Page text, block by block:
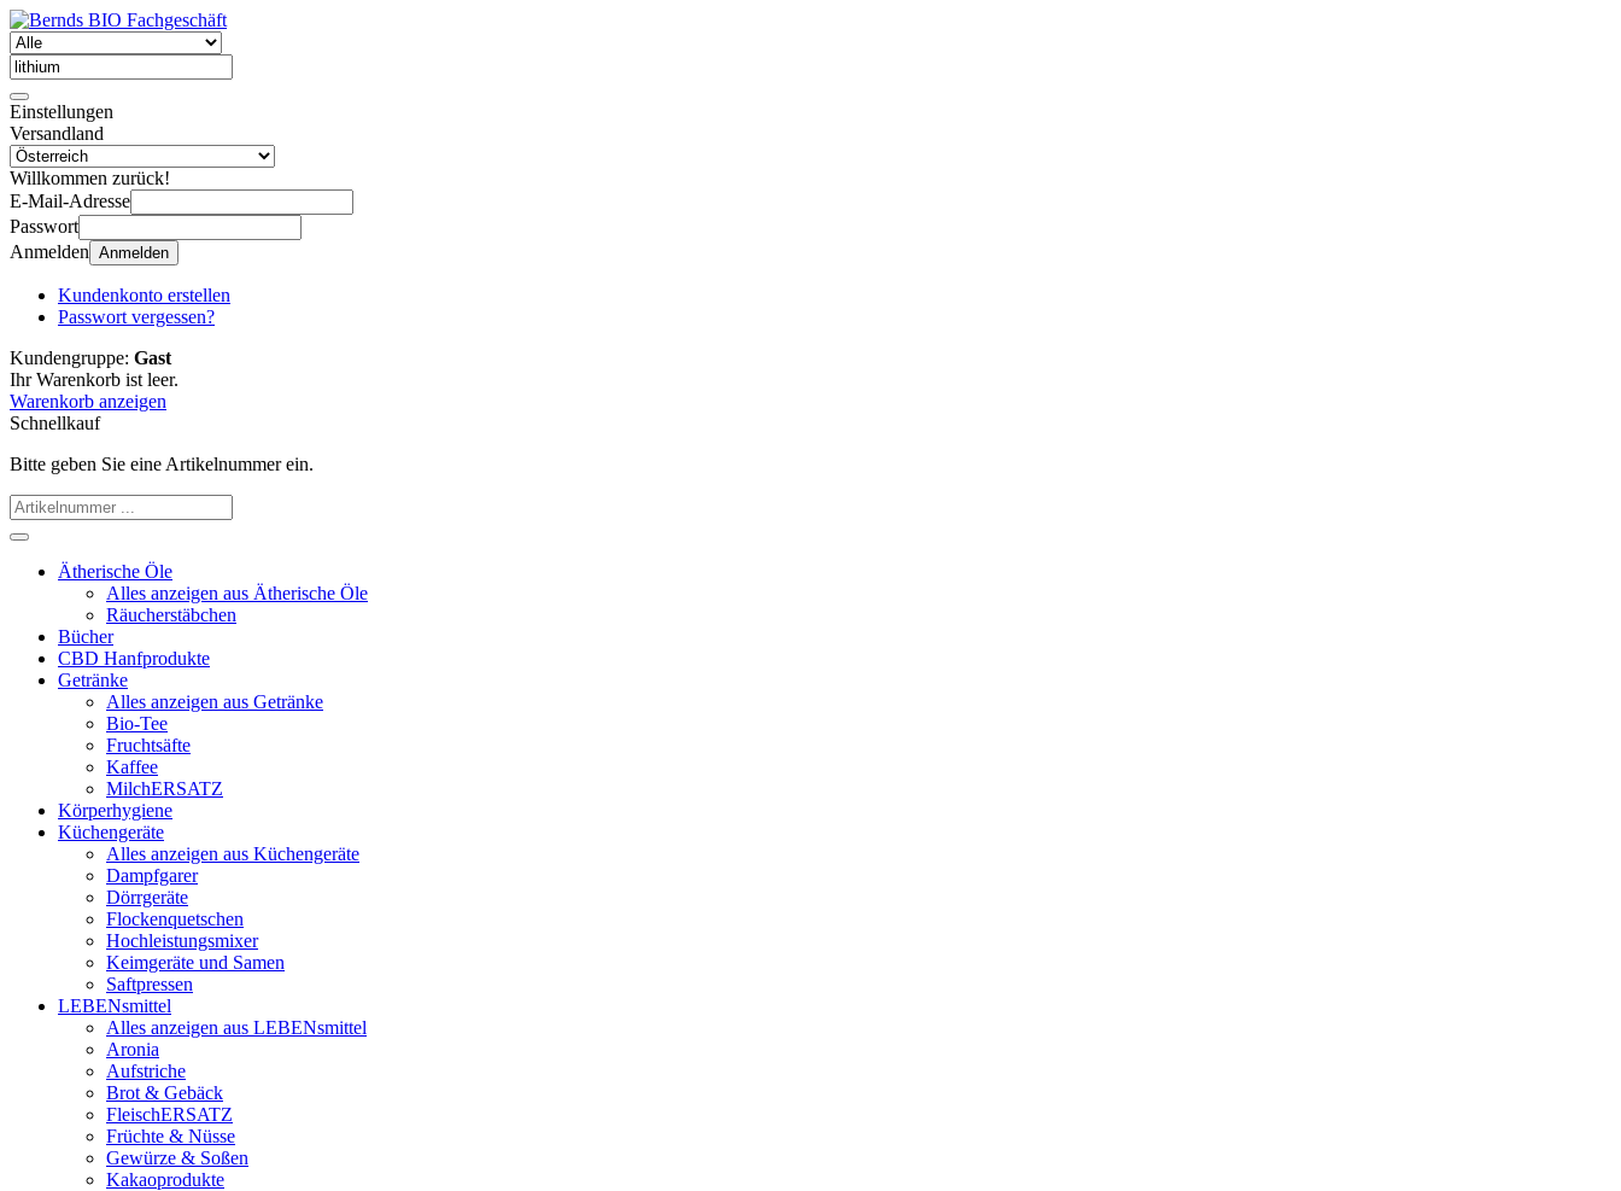
Einstellungen
Versandland
Willkommen zurück!
E-Mail-Adresse
Passwort
Anmelden Anmelden
Kundenkonto erstellen
Passwort vergessen?
Kundengruppe: Gast
Ihr Warenkorb ist leer.
Warenkorb anzeigen
Schnellkauf
Bitte geben Sie eine Artikelnummer ein.
Ätherische Öle
Alles anzeigen aus Ätherische Öle
Räucherstäbchen
Bücher
CBD Hanfprodukte
Getränke
Alles anzeigen aus Getränke
Bio-Tee
Fruchtsäfte
Kaffee
MilchERSATZ
Körperhygiene
Küchengeräte
Alles anzeigen aus Küchengeräte
Dampfgarer
Dörrgeräte
Flockenquetschen
Hochleistungsmixer
Keimgeräte und Samen
Saftpressen
LEBENsmittel
Alles anzeigen aus LEBENsmittel
Aronia
Aufstriche
Brot & Gebäck
FleischERSATZ
Früchte & Nüsse
Gewürze & Soßen
Kakaoprodukte